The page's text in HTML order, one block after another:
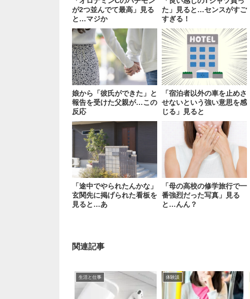
が2つ並んでて最高」見る
と…マジか
た」見ると…センスがすご
すぎる！
娘から「彼氏ができた」と
報告を受けた父親が…この
反応
「宿泊者以外の車を止めさ
せないという強い意思を感
じる」見ると
「途中でやられたんかな」
玄関先に掲げられた看板を
見ると…あ
「母の高校の修学旅行で一
番強烈だった写真」見る
と…んん？
関連記事
生活と仕事 体験談